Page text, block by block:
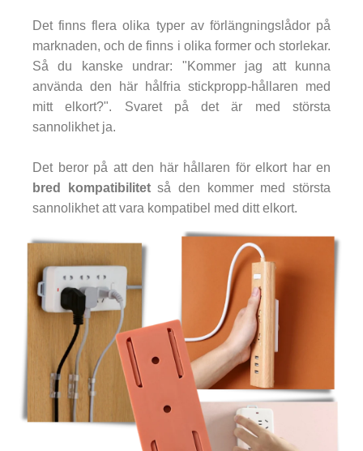
Det finns flera olika typer av förlängningslådor på
marknaden, och de finns i olika former och storlekar.
Så du kanske undrar: "Kommer jag att kunna
använda den här hålfria stickpropp-hållaren med
mitt elkort?". Svaret på det är med största
sannolikhet ja.
Det beror på att den här hållaren för elkort har en
bred kompatibilitetså den kommer med största
sannolikhet att vara kompatibel med ditt elkort.